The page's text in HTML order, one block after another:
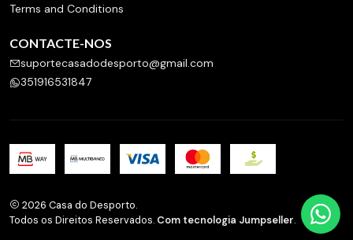
Terms and Conditions
CONTACTE-NOS
suportecasadodesporto@gmail.com
351916531847
2026 Casa do Desporto.
Todos os Direitos Reservados. Com tecnologia Jumpseller.